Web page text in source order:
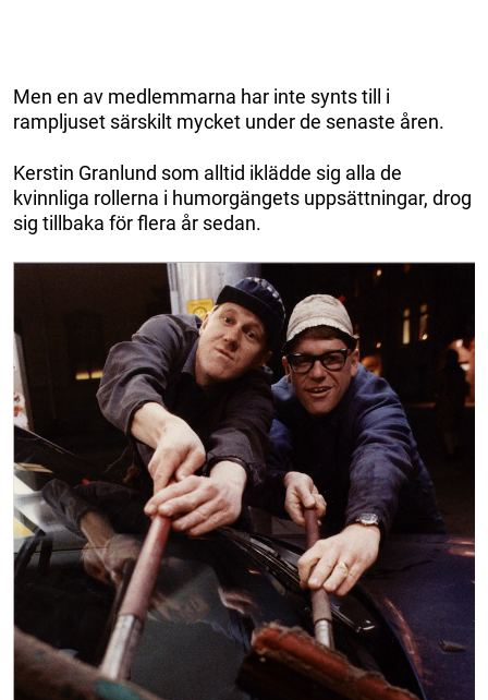
Men en av medlemmarna har inte synts till i
rampljuset särskilt mycket under de senaste åren.
Kerstin Granlund som alltid iklädde sig alla de
kvinnliga rollerna i humorgängets uppsättningar, drog
sig tillbaka för flera år sedan.